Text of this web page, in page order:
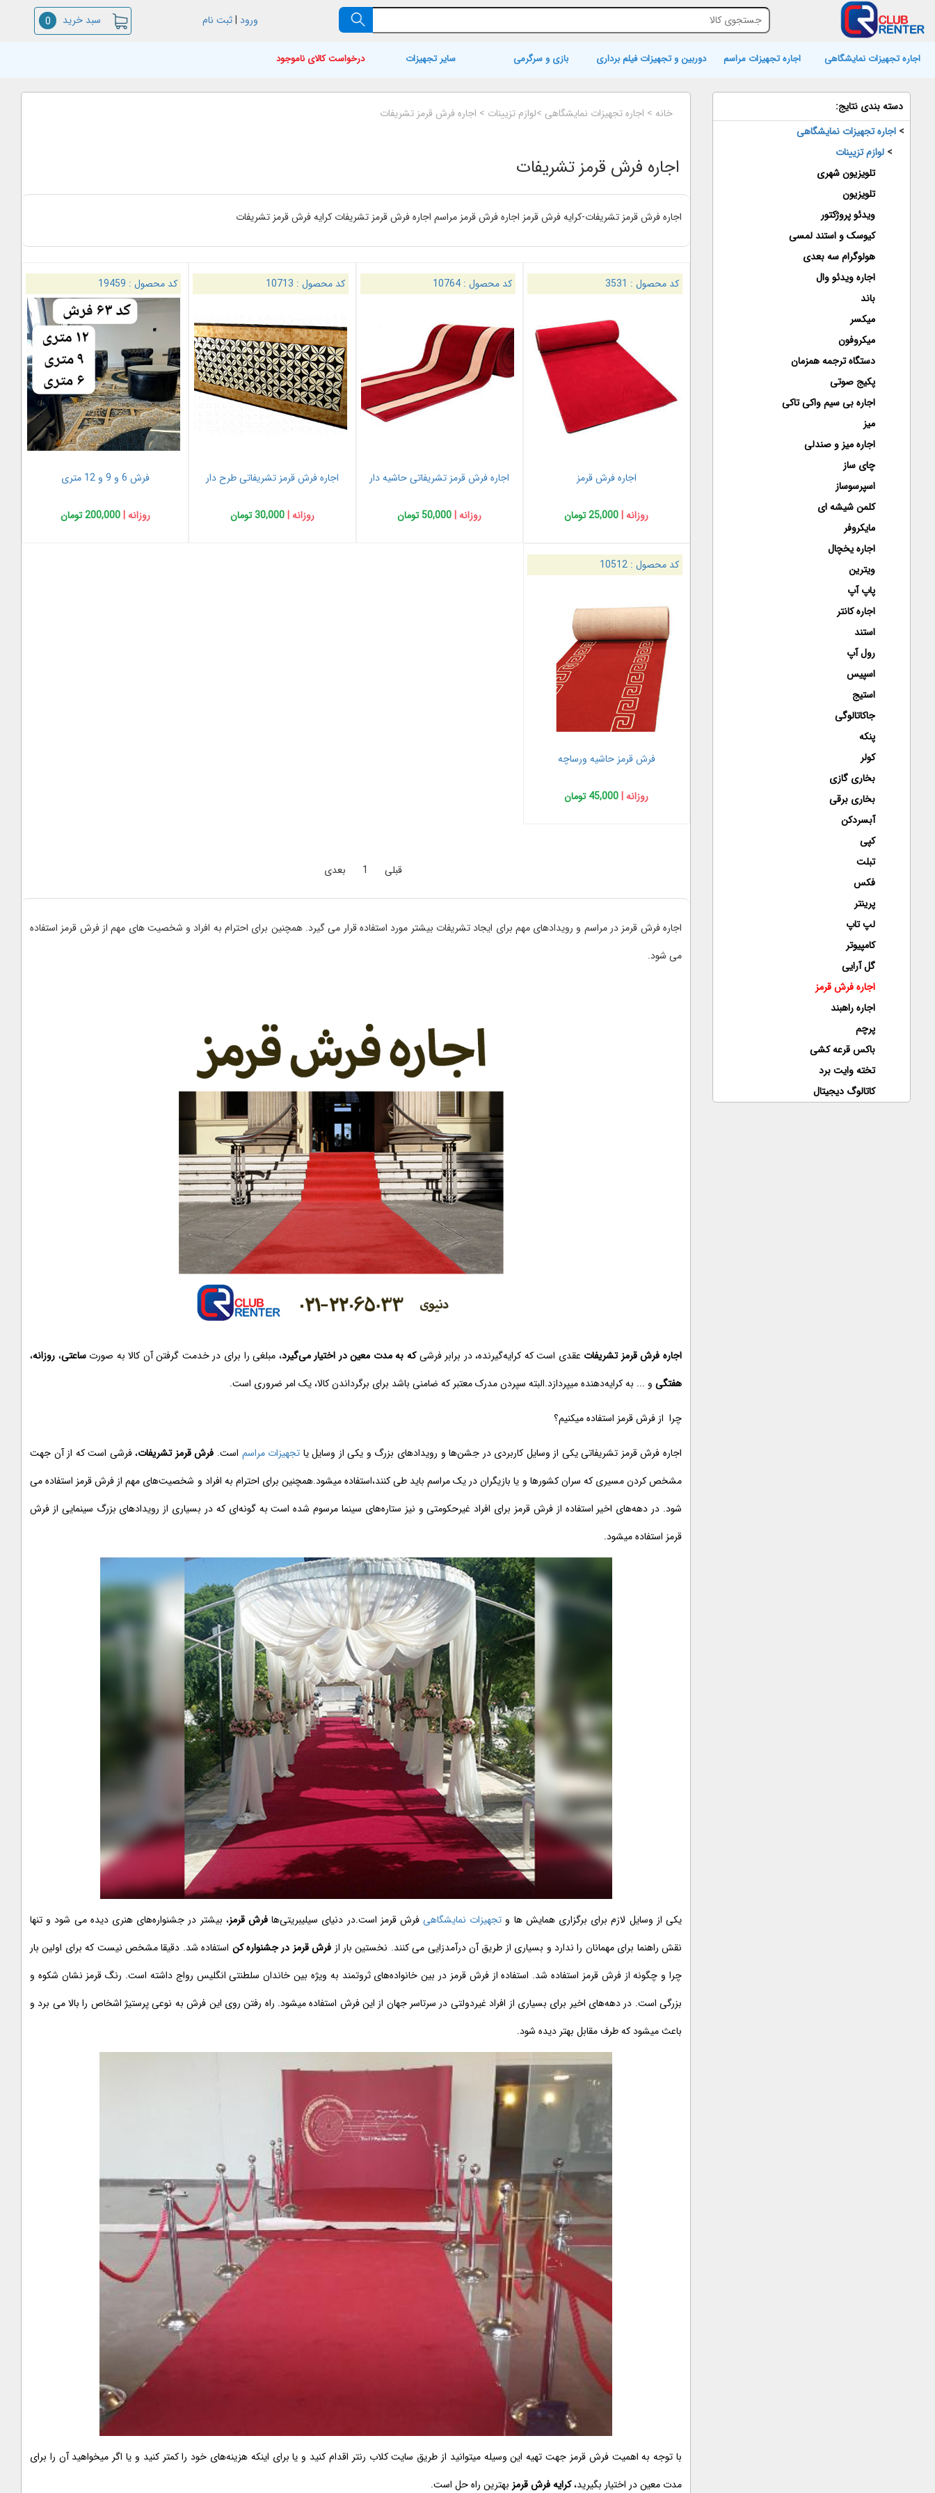
ورود |ثبت نام سبد خرید 0
اجاره تجهیزات نمایشگاهی اجاره تجهیزات مراسم دوربین و تجهیزات فیلم برداری بازی و سرگرمی سایر تجهیزات درخواست کالای ناموجود
خانه > اجاره تجهیزات نمایشگاهی >لوازم تزیینات > اجاره فرش قرمز تشریفات
اجاره فرش قرمز تشریفات
اجاره فرش قرمز تشریفات-کرایه فرش قرمز اجاره فرش قرمز مراسم اجاره فرش قرمز تشریفات کرایه فرش قرمز تشریفات
کد محصول : 3531
اجاره فرش قرمز
روزانه | 25,000 تومان
کد محصول :10764
اجاره فرش قرمز تشریفاتی حاشیه دار
روزانه | 50,000 تومان
کد محصول : 10713
اجاره فرش قرمز تشریفاتی طرح دار
روزانه |30,000 تومان
کد محصول : 19459
فرش 6 و 9 و 12 متری
روزانه |200,000 تومان
کد محصول : 10512
فرش قرمز حاشیه ورساچه
روزانه | 45,000 تومان
قبلی 1 بعدی
اجاره فرش قرمز در مراسم و رویدادهای مهم برای ایجاد تشریفات بیشتر مورد استفاده قرار می گیرد. همچنین برای احترام به افراد و شخصیت های مهم از فرش قرمز استفاده
می شود.
اجاره فرش قرمز تشریفات عقدی است که کرایه‌گیرنده، در برابر فرشیکه به مدت معین در اختیار می‌گیرد، مبلغی را برای در خدمت گرفتن آن کالا به صورتساعتی، روزانه،
هفتگی و ... به کرایه‌دهنده میپردازد.البته سپردن مدرک معتبر که ضامنی باشد برای برگرداندن کالا، یک امر ضروری است.
چرا از فرش قرمز استفاده میکنیم؟
اجاره فرش قرمز تشریفاتی یکی از وسایل کاربردی در جشن‌ها و رویدادهای بزرگ و یکی از وسایل یا تجهیزات مراسم است. فرش قرمز تشریفات، فرشی است که از آن جهت
مشخص کردن مسیری که سران کشورها و یا بازیگران در یک مراسم باید طی کنند،استفاده میشود.همچنین برای احترام به افراد و شخصیت‌های مهم از فرش قرمز استفاده می
شود. در دهه‌های اخیر استفاده از فرش قرمز برای افراد غیر‌حکومتی و نیز ستاره‌های سینما مرسوم شده است به گونه‌ای که در بسیاری از رویدادهای بزرگ سینمایی از فرش
قرمز استفاده میشود.
یکی از وسایل لازم برای برگزاری همایش ها و تجهیزات نمایشگاهیفرش قرمز است.در دنیای سیلیبریتی‌هافرش قرمز، بیشتر در جشنواره‌های هنری دیده می شود و تنها
نقش راهنما برای مهمانان را ندارد و بسیاری از طریق آن درآمد‌زایی می کنند. نخستین بار از فرش قرمز در جشنواره کن استفاده شد. دقیقا مشخص نیست که برای اولین بار
چرا و چگونه از فرش قرمز استفاده شد. استفاده از فرش قرمز در بین خانواده‌های ثروتمند به ویژه بین خاندان سلطنتی انگلیس رواج داشته است. رنگ قرمز نشان شکوه و
بزرگی است. در دهه‌های اخیر برای بسیاری از افراد غیر‌دولتی در سرتاسر جهان از این فرش استفاده میشود. راه رفتن روی این فرش به نوعی پرستیژ اشخاص را بالا می برد و
باعث میشود که طرف مقابل بهتر دیده شود.
با توجه به اهمیت فرش قرمز جهت تهیه این وسیله میتوانید از طریق سایت کلاب رنتر اقدام کنید و یا برای اینکه هزینه‌های خود را کمتر کنید و یا اگر میخواهید آن را برای
مدت معین در اختیار بگیرید،کرایه فرش قرمزبهترین راه حل است.
دسته بندی نتایج:
> اجاره تجهیزات نمایشگاهی
> لوازم تزیینات
تلویزیون شهری
تلویزیون
ویدئو پروژکتور
کیوسک و استند لمسی
هولوگرام سه بعدی
اجاره ویدئو وال
باند
میکسر
میکروفون
دستگاه ترجمه همزمان
پکیج صوتی
اجاره بی سیم واکی تاکی
میز
اجاره میز و صندلی
چای ساز
اسپرسوساز
کلمن شیشه ای
مایکروفر
اجاره یخچال
ویترین
پاپ آپ
اجاره کانتر
استند
رول آپ
اسپیس
استیج
جاکاتالوگی
پنکه
کولر
بخاری گازی
بخاری برقی
آبسردکن
کپی
تبلت
فکس
پرینتر
لپ تاپ
کامپیوتر
گل آرایی
اجاره فرش قرمز
اجاره راهبند
پرچم
باکس قرعه کشی
تخته وایت برد
کاتالوگ دیجیتال